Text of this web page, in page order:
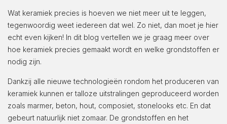
Wat keramiek precies is hoeven we niet meer uit te leggen,
tegenwoordig weet iedereen dat wel. Zo niet, dan moet je hier
echt even kijken! In dit blog vertellen we je graag meer over
hoe keramiek precies gemaakt wordt en welke grondstoffen er
nodig zijn.
Dankzij alle nieuwe technologieën rondom het produceren van
keramiek kunnen er talloze uitstralingen geproduceerd worden
zoals marmer, beton, hout, composiet, stonelooks etc. En dat
gebeurt natuurlijk niet zomaar. De grondstoffen en het